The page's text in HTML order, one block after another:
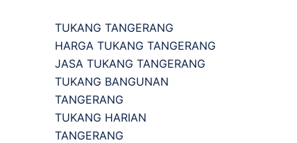
TUKANG TANGERANG
HARGA TUKANG TANGERANG
JASA TUKANG TANGERANG
TUKANG BANGUNAN
TANGERANG
TUKANG HARIAN
TANGERANG